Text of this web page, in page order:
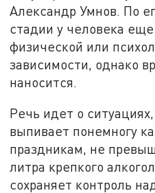
Александр Умнов. По
стадии у человека
физической или
зависимости, однако
наносится.
Речь идет о
выпивает понемногу
праздникам, не
литра крепкого
сохраняет контроль